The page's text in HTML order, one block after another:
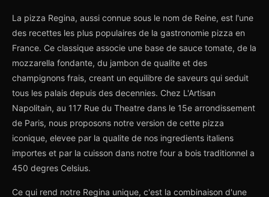
La pizza Regina, aussi connue sous le nom de Reine, est l'une
des recettes les plus populaires de la gastronomie pizza en
France. Ce classique associe une base de sauce tomate, de la
mozzarella fondante, du jambon de qualite et des
champignons frais, creant un equilibre de saveurs qui seduit
tous les palais depuis des decennies. Chez L'Artisan
Napolitain, au 117 Rue du Theatre dans le 15e arrondissement
de Paris, nous proposons notre version de cette pizza
iconique, elevee par la qualite de nos ingredients italiens
importes et par la cuisson dans notre four a bois traditionnel a
450 degres Celsius.
Ce qui rend notre Regina unique, c'est la combinaison d'une